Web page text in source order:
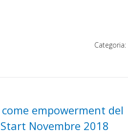
Categoria:
come empowerment del
Novembre 2018